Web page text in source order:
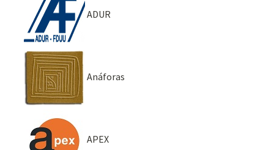
ADUR
Anáforas
APEX